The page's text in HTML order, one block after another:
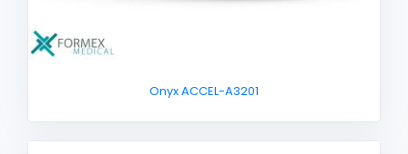
Onyx ACCEL-A3201